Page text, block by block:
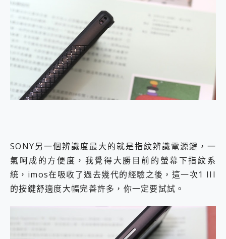
SONY另一個辨識度最大的就是指紋辨識電源鍵，一
氣呵成的方便度，我覺得大勝目前的螢幕下指紋系
統，imos在吸收了過去幾代的經驗之後，這一次1 III
的按鍵舒適度大幅完善許多，你一定要試試。